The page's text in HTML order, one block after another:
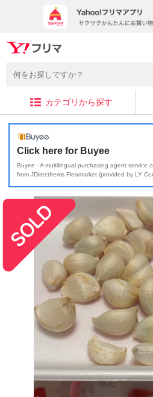
カテゴリから探す
Click here for Buyee
Buyee - A multilingual purchasing agent service
from JDirectItems Fleamarket (provided by LY